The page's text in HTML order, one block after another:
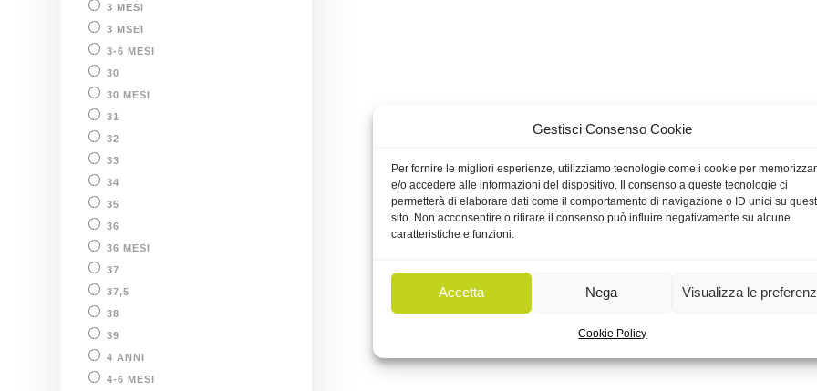
Gestisci Consenso Cookie
Per fornire le migliori esperienze, utilizziamo tecnologie come i cookie per
e/o accedere alle informazioni del dispositivo. Il consenso a queste tecnologie ci
permetterà di elaborare dati come il comportamento di navigazione o ID unici su
sito. Non acconsentire o ritirare il consenso può influire negativamente su alcune
caratteristiche e funzioni.
Accetta Nega Visualizza le
Cookie Policy
3 MESI
3 MSEI
3-6 MESI
30
30 MESI
31
32
33
34
35
36
36 MESI
37
37,5
38
39
4 ANNI
4-6 MESI